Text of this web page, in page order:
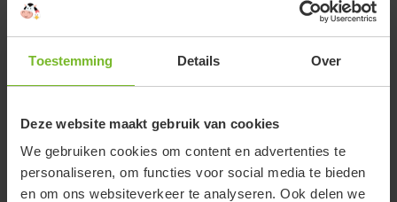
Toestemming Details Over
Deze website maakt gebruik van cookies
We gebruiken cookies om content en advertenties te
personaliseren, om functies voor social media te bieden
en om ons websiteverkeer te analyseren. Ook delen we
Ommen is gezegend met een overvloed aan
prachtige natuur. De heerlijke bossen, Landgoed
Eerde, de prachtige zandverstuivingen van de
Sahara en de adembenemende Lemelerberg
fietsliefhebbers. Wat ook fijn
Lees verder